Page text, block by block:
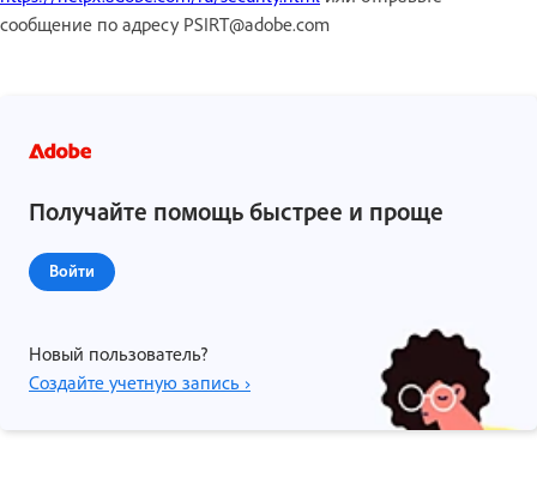
сообщение по адресу PSIRT@adobe.com
Получайте помощь быстрее и проще
Войти
Новый пользователь?
Создайте учетную запись ›